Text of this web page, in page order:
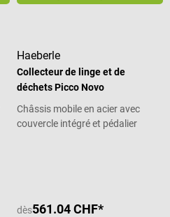
Haeberle
Collecteur de linge et de
déchets Picco Novo
Châssis mobile en acier avec
couvercle intégré et pédalier
dès561.04 CHF*